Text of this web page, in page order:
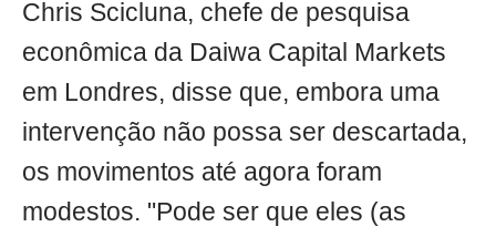
Chris Scicluna, chefe de pesquisa
econômica da Daiwa Capital Markets
em Londres, disse que, embora uma
intervenção não possa ser descartada,
os movimentos até agora foram
modestos. "Pode ser que eles (as